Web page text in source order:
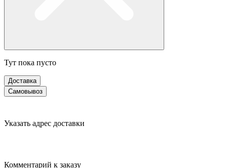
Тут пока пусто
Доставка
Самовывоз
Указать адрес доставки
Комментарий к заказу